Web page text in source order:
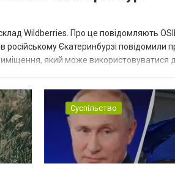
Wildberries. Про це повідомляють
Єкатеринбурзі повідомили
який може використовуватися
Суспільство